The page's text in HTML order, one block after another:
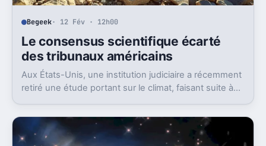
Begeek· 12 Fév · 12h00
Le consensus scientifique écarté
des tribunaux américains
Aux États-Unis, une institution judiciaire a récemment
retiré une étude portant sur le climat, faisant suite à
Cette décision souligne la pression politique
croissante autour des questions de recherche
scientifique sur le climat.